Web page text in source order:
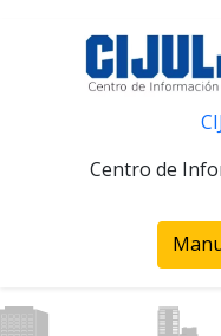
Centro de